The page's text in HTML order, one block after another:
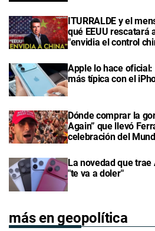
ITURRALDE y el
qué EEUU rescatará
"envidia el control
Apple lo hace
más típica con el
Dónde comprar la
Again” que llevó
celebración del
La novedad que
"te va a doler"
más en geopolítica